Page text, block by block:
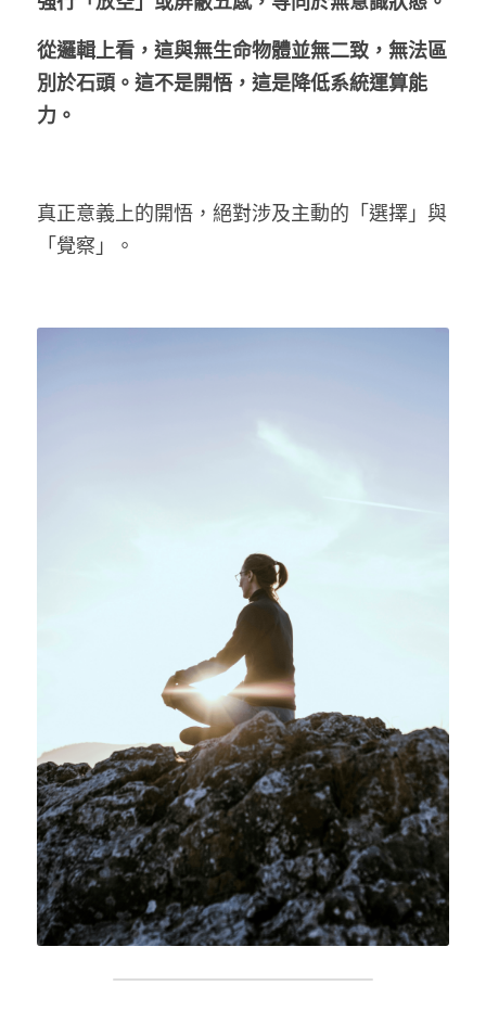
從邏輯上看，這與無生命物體並無二致，無法區
別於石頭。這不是開悟，這是降低系統運算能
力。
真正意義上的開悟，絕對涉及主動的「選擇」與
「覺察」。